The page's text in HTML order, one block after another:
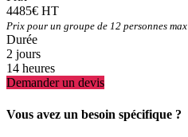
4485€ HT
Prix pour un groupe de 12 personnes max
Durée
2 jours
14 heures
Demander un devis
Vous avez un besoin spécifique ?